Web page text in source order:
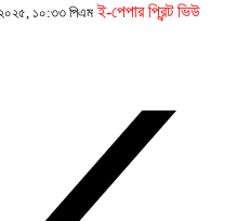
২০২৫, ১০:৩৩ পিএম ই-পেপার প্রিন্ট ভিউ